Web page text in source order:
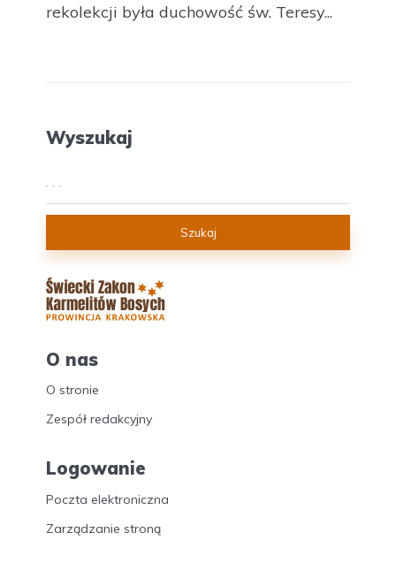
rekolekcji była duchowość św. Teresy...
Wyszukaj
Szukaj
O nas
O stronie
Zespół redakcyjny
Logowanie
Poczta elektroniczna
Zarządzanie stroną